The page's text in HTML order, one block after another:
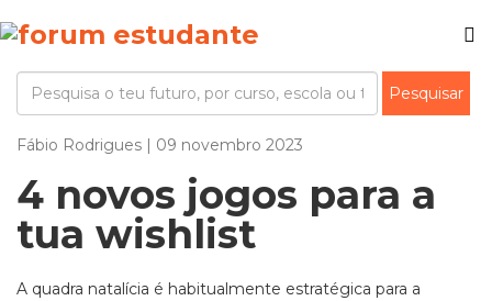
Fábio Rodrigues | 09 novembro 2023
4 novos jogos para a
tua wishlist
A quadra natalícia é habitualmente estratégica para a